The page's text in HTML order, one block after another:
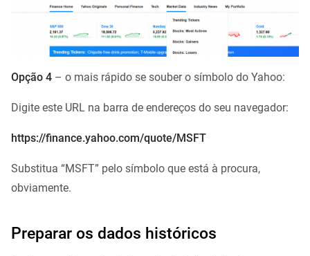
Opção 4 – o mais rápido se souber o símbolo do Yahoo:
Digite este URL na barra de endereços do seu navegador:
https://finance.yahoo.com/quote/MSFT
Substitua “MSFT” pelo símbolo que está à procura,
obviamente.
Preparar os dados históricos